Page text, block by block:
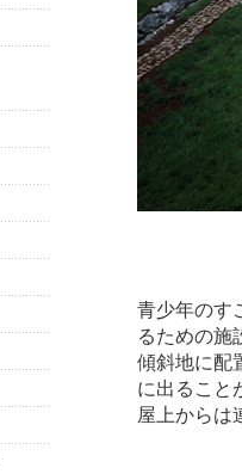
青少年のす
るための施
傾斜地に配
に出ること
屋上からは